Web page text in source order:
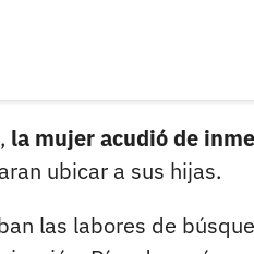
la mujer acudió de
ubicar a sus hijas.
las labores de